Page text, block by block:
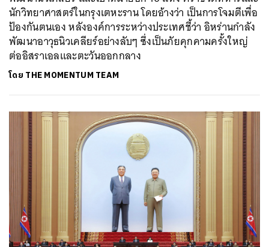
นักวิทยาศาสตร์ในกรุงเตหะราน โดยอ้างว่า เป็นการโจมตีเพื่อ
ป้องกันตนเอง หลังองค์การระหว่างประเทศชี้ว่า อิหร่านกำลัง
พัฒนาอาวุธนิวเคลียร์อย่างลับๆ ซึ่งเป็นภัยคุกคามครั้งใหญ่
ต่ออิสราเอลและตะวันออกกลาง
โดย THE MOMENTUM TEAM
ค้นหา
SHARE TWEET LINE EMAIL